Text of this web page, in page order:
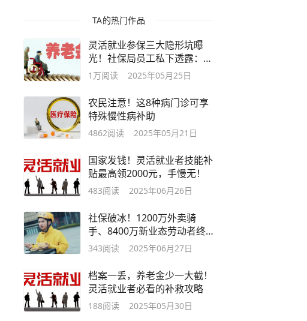
TA的热门作品
灵活就业参保三大隐形坑曝
光！社保局员工私下透露：这
些钱白扔了
1万阅读 2025年05月25日
农民注意！这8种病门诊可享
特殊慢性病补助
4862阅读 2025年05月21日
国家发钱！灵活就业者技能补
贴最高领2000元，手慢无！
483阅读 2025年06月26日
社保破冰！1200万外卖骑
手、8400万新业态劳动者终
迎保障春天
343阅读 2025年06月27日
档案一丢，养老金少一大截！
灵活就业者必看的补救攻略
188阅读 2025年05月30日